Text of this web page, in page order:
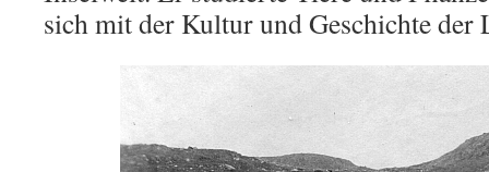
sich mit der Kultur und Geschichte